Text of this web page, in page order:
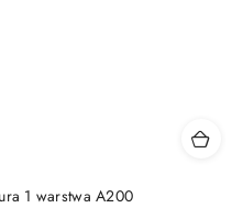
1 warstwa A200